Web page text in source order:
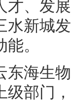
才、发
水新城
。
东海生
级部门